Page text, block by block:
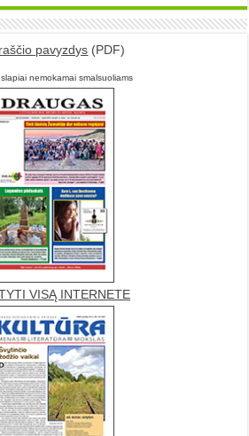
pavyzdys (PDF)
nemokamai smalsuoliams
VISĄ INTERNETE